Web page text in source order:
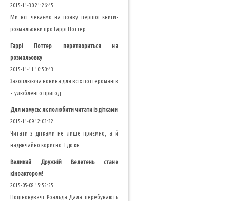
2015-11-30 21:26:45
Ми всі чекаємо на появу першої книги-
розмальовки про Гаррі Поттер...
Гаррі Поттер перетвориться на
розмальовку
2015-11-11 10:50:43
Захоплююча новина для всіх поттероманів
- улюблені о пригод...
Для мамусь: як полюбити читати із дітками
2015-11-09 12:03:32
Читати з дітками не лише приємно, а й
надзвчайно корисно. І до кн...
Великий Дружній Велетень стане
кіноактором!
2015-05-08 15:55:55
Поціновувачі Роальда Дала перебувають